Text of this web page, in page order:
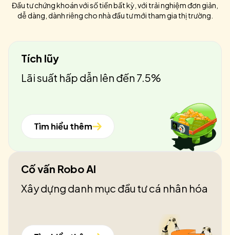
Đầu tư chứng khoán với số tiền bất kỳ, với trải nghiệm đơn giản,
dễ dàng, dành riêng cho nhà đầu tư mới tham gia thị trường.
Tích lũy
Lãi suất hấp dẫn lên đến 7.5%
Tìm hiểu thêm
Cố vấn Robo AI
Xây dựng danh mục đầu tư cá nhân hóa